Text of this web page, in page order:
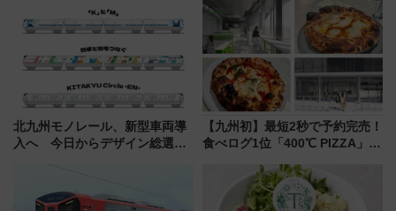
北九州モノレール、新型車両導
入へ 今日からデザイン総選挙
【九州初】最短2秒で予約完売！
食べログ1位「400℃ PIZZA」が
プン。もつ鍋風など限定メニュ